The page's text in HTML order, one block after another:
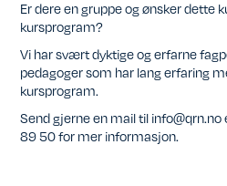
Er dere en gruppe og ønsker dette
kursprogram?
Vi har svært dyktige og erfarne
pedagoger som har lang erfaring
kursprogram.
Send gjerne en mail til
89 50 for mer informasjon.